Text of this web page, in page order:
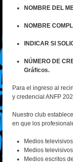
NOMBRE DEL
NOMBRE
INDICAR SI
NÚMERO DE
Gráficos.
Para el ingreso al
y credencial ANFP
Nuestro club
en que los
Medios
Medios
Medios escritos